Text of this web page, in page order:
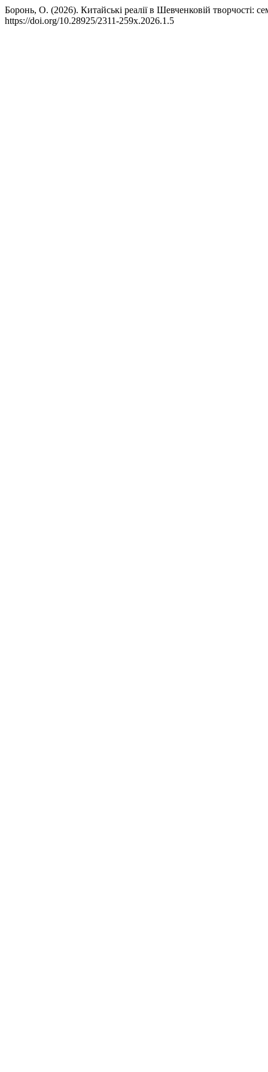
Боронь, О. (2026). Китайські реалії в Шевченковій творчості:
https://doi.org/10.28925/2311-259x.2026.1.5